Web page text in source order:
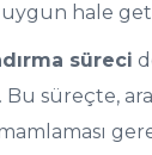
uygun hale
süreci
Bu süreçte,